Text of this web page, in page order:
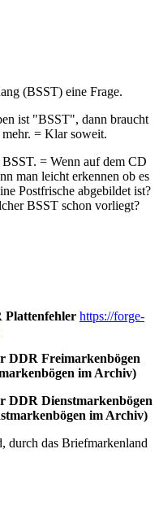
(BSST) eine Frage.
ist "BSST", dann braucht
= Klar soweit.
= Wenn auf dem CD
man leicht erkennen ob es
Postfrische abgebildet ist?
BSST schon vorliegt?
Plattenfehler https://forge-
DDR Freimarkenbögen
im Archiv)
DDR Dienstmarkenbögen
im Archiv)
durch das Briefmarkenland